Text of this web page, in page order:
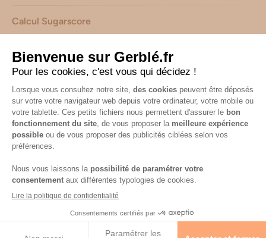
Calcul Sugarscore
Suivez-nous sur les réseaux !
Mentions légales Consignes de tri de nos emballages
Caractéristiques environnementales de nos emballages
(informations AGEC) -Avis & notes collectés parShopadvizor